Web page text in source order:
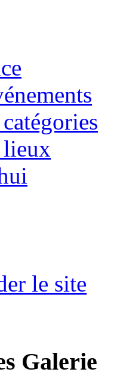
lieux
le site
Galerie